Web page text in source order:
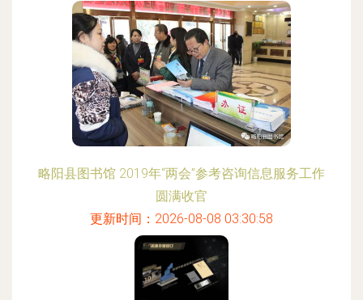
略阳县图书馆 2019年“两会”参考咨询信息服务工作
圆满收官
更新时间：2026-08-08 03:30:58